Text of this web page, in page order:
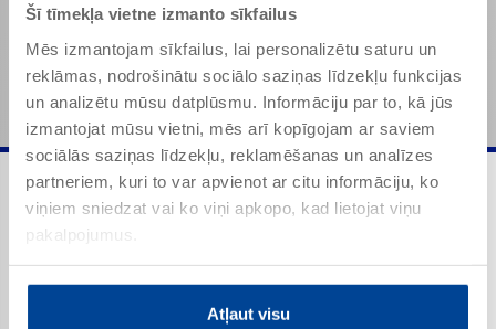
Šī tīmekļa vietne izmanto sīkfailus
Mēs izmantojam sīkfailus, lai personalizētu saturu un
reklāmas, nodrošinātu sociālo saziņas līdzekļu funkcijas
un analizētu mūsu datplūsmu. Informāciju par to, kā jūs
izmantojat mūsu vietni, mēs arī kopīgojam ar saviem
sociālās saziņas līdzekļu, reklamēšanas un analīzes
partneriem, kuri to var apvienot ar citu informāciju, ko
viņiem sniedzat vai ko viņi apkopo, kad lietojat viņu
pakalpojumus.
Atļaut visu
Minētās vērtības ir produktam raksturīgās īpašības
specifikācijas.